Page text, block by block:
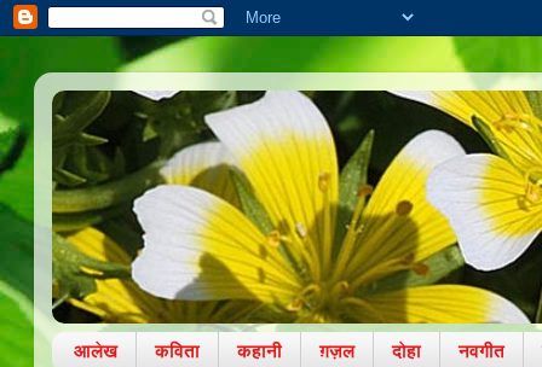
आलेख कविता कहानी ग़ज़ल दोहा नवगीत